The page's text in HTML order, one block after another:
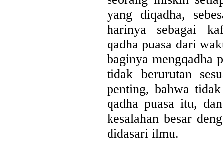
yang diqadha,
harinya sebagai
qadha puasa dari
baginya mengqadha
tidak berurutan
penting, bahwa
qadha puasa itu,
kesalahan besar
didasari ilmu.